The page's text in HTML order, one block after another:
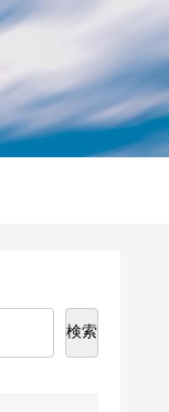
検索